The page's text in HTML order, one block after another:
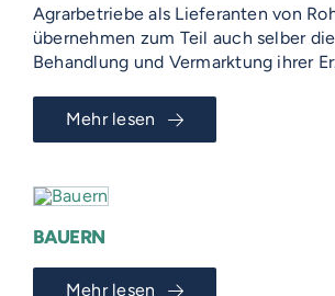
Agrarbetriebe als Lieferanten von
übernehmen zum Teil auch selber
Behandlung und Vermarktung ihrer
Mehr lesen
BAUERN
Mehr lesen